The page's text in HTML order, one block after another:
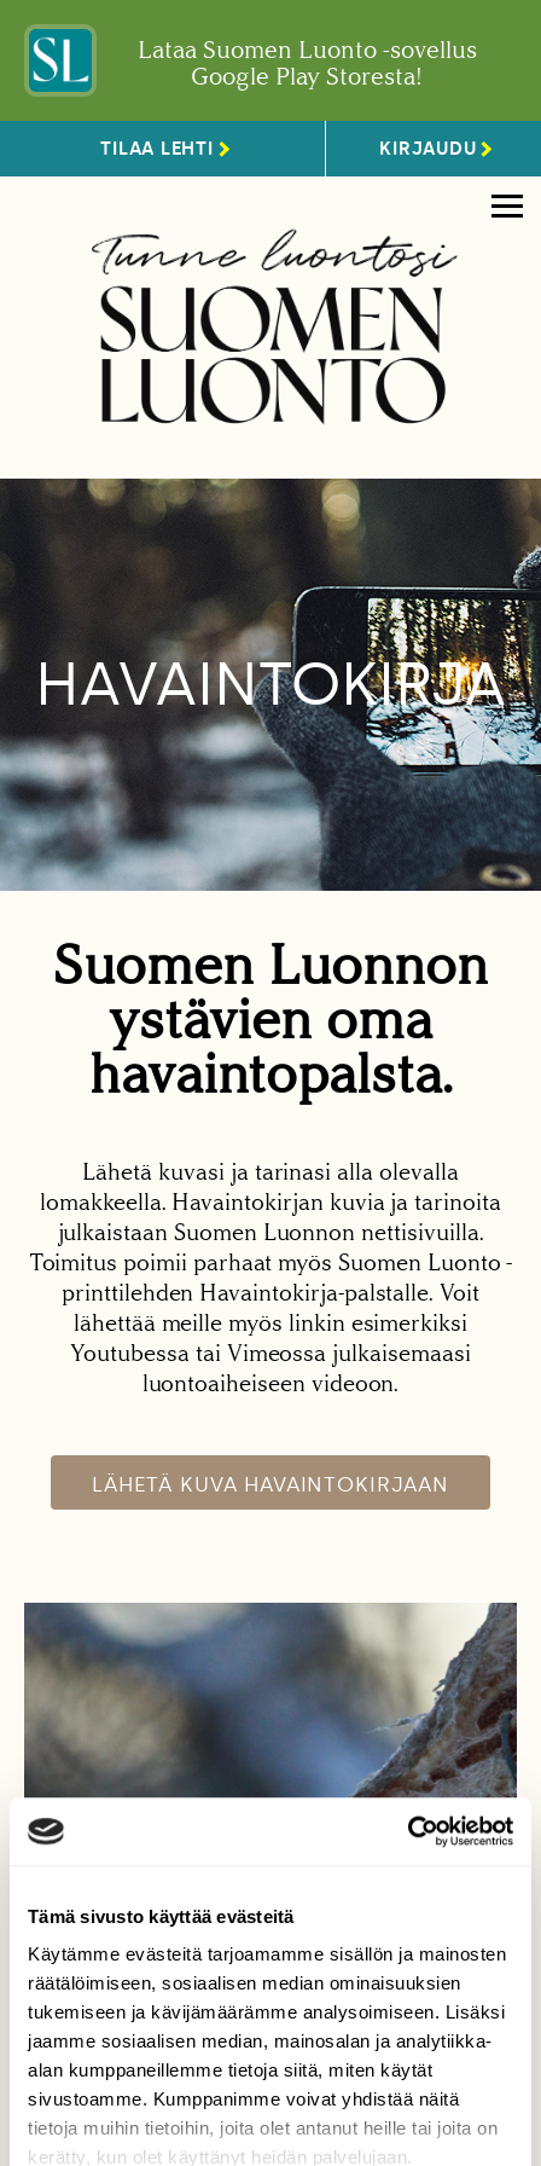
Tämä sivusto käyttää evästeitä
Käytämme evästeitä tarjoamamme sisällön ja mainosten
räätälöimiseen, sosiaalisen median ominaisuuksien
tukemiseen ja kävijämäärämme analysoimiseen. Lisäksi
jaamme sosiaalisen median, mainosalan ja analytiikka-
alan kumppaneillemme tietoja siitä, miten käytät
sivustoamme. Kumppanimme voivat yhdistää näitä
tietoja muihin tietoihin, joita olet antanut heille tai joita on
kerätty, kun olet käyttänyt heidän palvelujaan.
Lataa Suomen Luonto -sovellus
Google Play Storesta!
TILAA LEHTI KIRJAUDU
HAVAINTOKIRJA
Suomen Luonnon
ystävien oma
havaintopalsta.
Lähetä kuvasi ja tarinasi alla olevalla
lomakkeella. Havaintokirjan kuvia ja tarinoita
julkaistaan Suomen Luonnon nettisivuilla.
Toimitus poimii parhaat myös Suomen Luonto -
printtilehden Havaintokirja-palstalle. Voit
lähettää meille myös linkin esimerkiksi
Youtubessa tai Vimeossa julkaisemaasi
luontoaiheiseen videoon.
LÄHETÄ KUVA HAVAINTOKIRJAAN